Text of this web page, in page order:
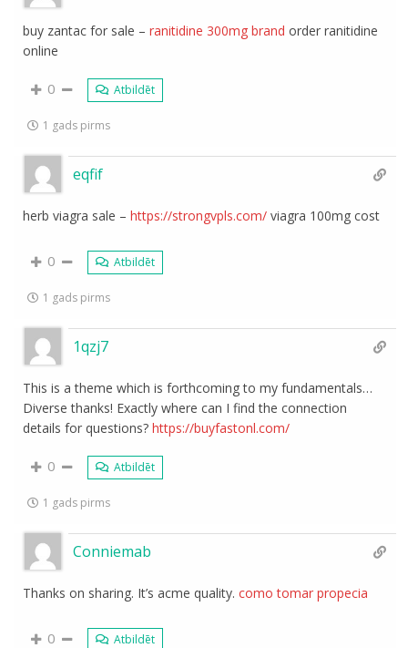
buy zantac for sale –ranitidine 300mg brand order ranitidine
online
0 Atbildēt
1 gads pirms
eqfif
herb viagra sale –https://strongvpls.com/ viagra 100mg cost
0 Atbildēt
1 gads pirms
1qzj7
This is a theme which is forthcoming to my fundamentals…
Diverse thanks! Exactly where can I find the connection
details for questions?https://buyfastonl.com/
0 Atbildēt
1 gads pirms
Conniemab
Thanks on sharing. It’s acme quality.como tomar propecia
0 Atbildēt